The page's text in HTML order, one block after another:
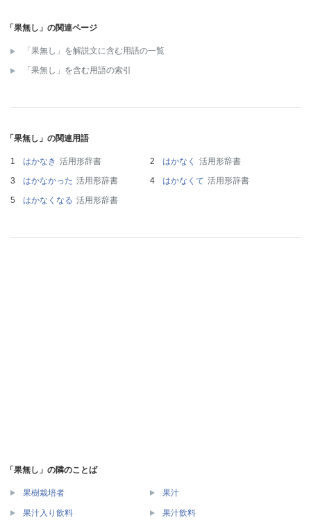
「果無し」の関連ページ
「果無し」を解説文に含む用語の一覧
「果無し」を含む用語の索引
「果無し」の関連用語
はかなき 活用形辞書 はかなく
活用形辞書
はかなかった 活用形辞書 はかなくて 活用形辞書
はかなくなる 活用形辞書
「果無し」の隣のことば
果樹栽培者 果汁
果汁入り飲料 果汁飲料